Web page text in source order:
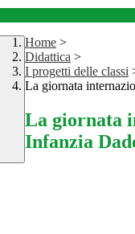
Home >
Didattica >
I progetti delle classi
La giornata
La giornata
Infanzia